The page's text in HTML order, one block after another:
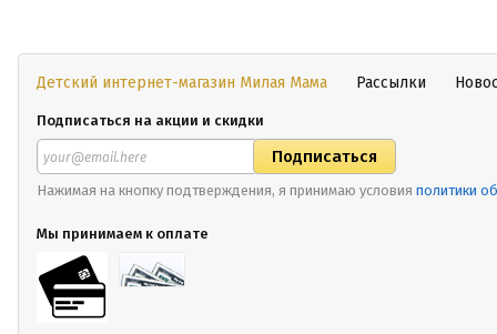
Детский интернет-магазин Милая Мама Рассылки
Подписаться на акции и скидки
Нажимая на кнопку подтверждения, я принимаю условия политики
Мы принимаем к оплате